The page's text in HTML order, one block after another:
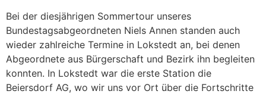
Bei der diesjährigen Sommertour unseres
Bundestagsabgeordneten Niels Annen standen auch
wieder zahlreiche Termine in Lokstedt an, bei denen
Abgeordnete aus Bürgerschaft und Bezirk ihn begleiten
konnten. In Lokstedt war die erste Station die
Beiersdorf AG, wo wir uns vor Ort über die Fortschritte